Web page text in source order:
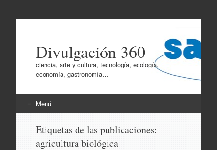
Divulgación 360
ciencia, arte y cultura, tecnología, ecología,
economía, gastronomía…
Menú
contenido
Etiquetas de las publicaciones:
agricultura biológica